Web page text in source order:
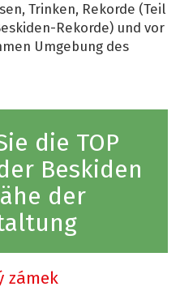
Trinken, Rekorde (Teil
Rekorde) und vor
Umgebung des
die TOP
Beskiden
der
zámek